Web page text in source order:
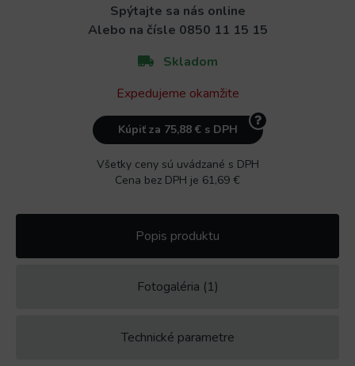
Spýtajte sa nás online
Alebo na čísle 0850 11 15 15
Skladom
Expedujeme okamžite
Kúpiť za 75,88 € s DPH
Všetky ceny sú uvádzané s DPH
Cena bez DPH je 61,69 €
Popis produktu
Fotogaléria (1)
Technické parametre